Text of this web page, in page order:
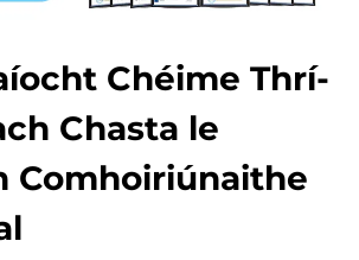
Chéime Thrí-
Chasta le
Comhoiriúnaithe